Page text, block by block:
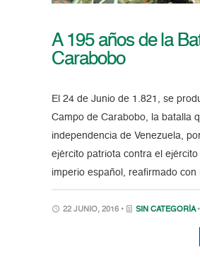
A 195 años de la
Carabobo
El 24 de Junio de 1.821, se
Campo de Carabobo, la batalla
independencia de Venezuela,
ejército patriota contra el ejército
imperio español, reafirmado con
22 JUNIO, 2016 • SIN CATEGORÍA